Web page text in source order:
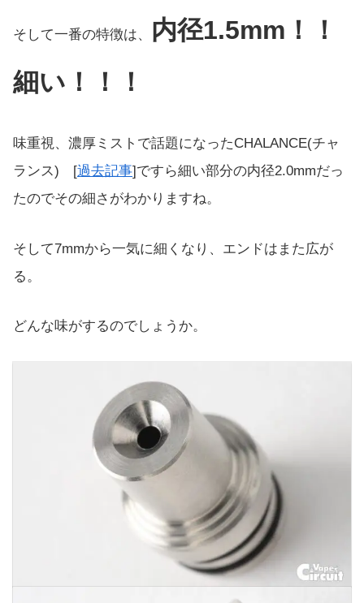
そして一番の特徴は、
内径1.5mm！！
細い！！！
味重視、濃厚ミストで話題になったCHALANCE(チャ
ランス) [過去記事]ですら細い部分の内径2.0mmだっ
たのでその細さがわかりますね。
そして7mmから一気に細くなり、エンドはまた広が
る。
どんな味がするのでしょうか。